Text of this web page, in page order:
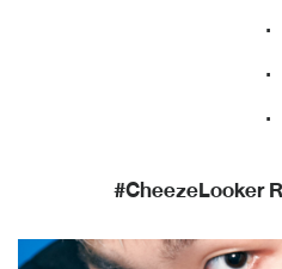
.
.
.
#CheezeLooker